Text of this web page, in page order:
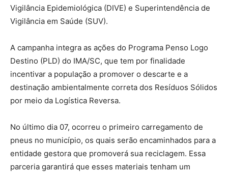
Vigilância Epidemiológica (DIVE) e Superintendência de
Vigilância em Saúde (SUV).
A campanha integra as ações do Programa Penso Logo
Destino (PLD) do IMA/SC, que tem por finalidade
incentivar a população a promover o descarte e a
destinação ambientalmente correta dos Resíduos Sólidos
por meio da Logística Reversa.
No último dia 07, ocorreu o primeiro carregamento de
pneus no município, os quais serão encaminhados para a
entidade gestora que promoverá sua reciclagem. Essa
parceria garantirá que esses materiais tenham um